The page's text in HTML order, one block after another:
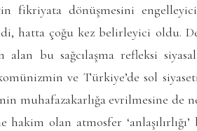
fikriyata dönüşmesini
hatta çoğu kez belirleyici oldu.
bu sağcılaşma refleksi
ve Türkiye’de sol
muhafazakarlığa evrilmesine de
hakim olan atmosfer